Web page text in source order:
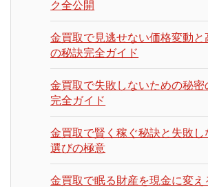
ク全公開
金買取で見逃せない価格変動と
の秘訣完全ガイド
金買取で失敗しないための秘密
完全ガイド
金買取で賢く稼ぐ秘訣と失敗し
選びの極意
金買取で眠る財産を現金に変え